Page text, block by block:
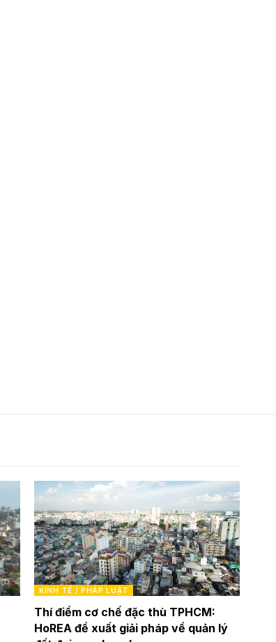
KINH TẾ / PHÁP LUẬT
Thí điểm cơ chế đặc thù TPHCM:
HoREA đề xuất giải pháp về quản lý